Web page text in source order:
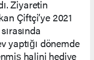
Ziyaretin
Çiftçi’ye 2021
yaptığı dönemde
halini hediye